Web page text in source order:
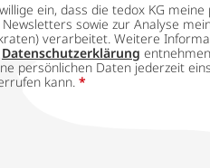
ein, dass die tedox KG
sowie zur Analyse
verarbeitet. Weitere
Datenschutzerklärung
persönlichen Daten jederzeit
kann. *